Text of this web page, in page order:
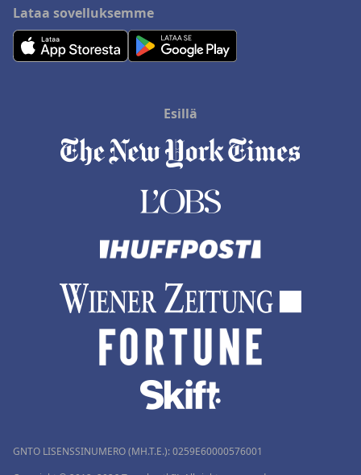
Lataa sovelluksemme
Esillä
GNTO LISENSSINUMERO (MH.T.E.): 0259Ε60000576001